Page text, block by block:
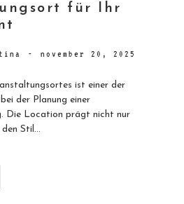
für Ihr
- november 20, 2025
ist einer der
der Planung einer
Die Location prägt nicht nur
Stil...